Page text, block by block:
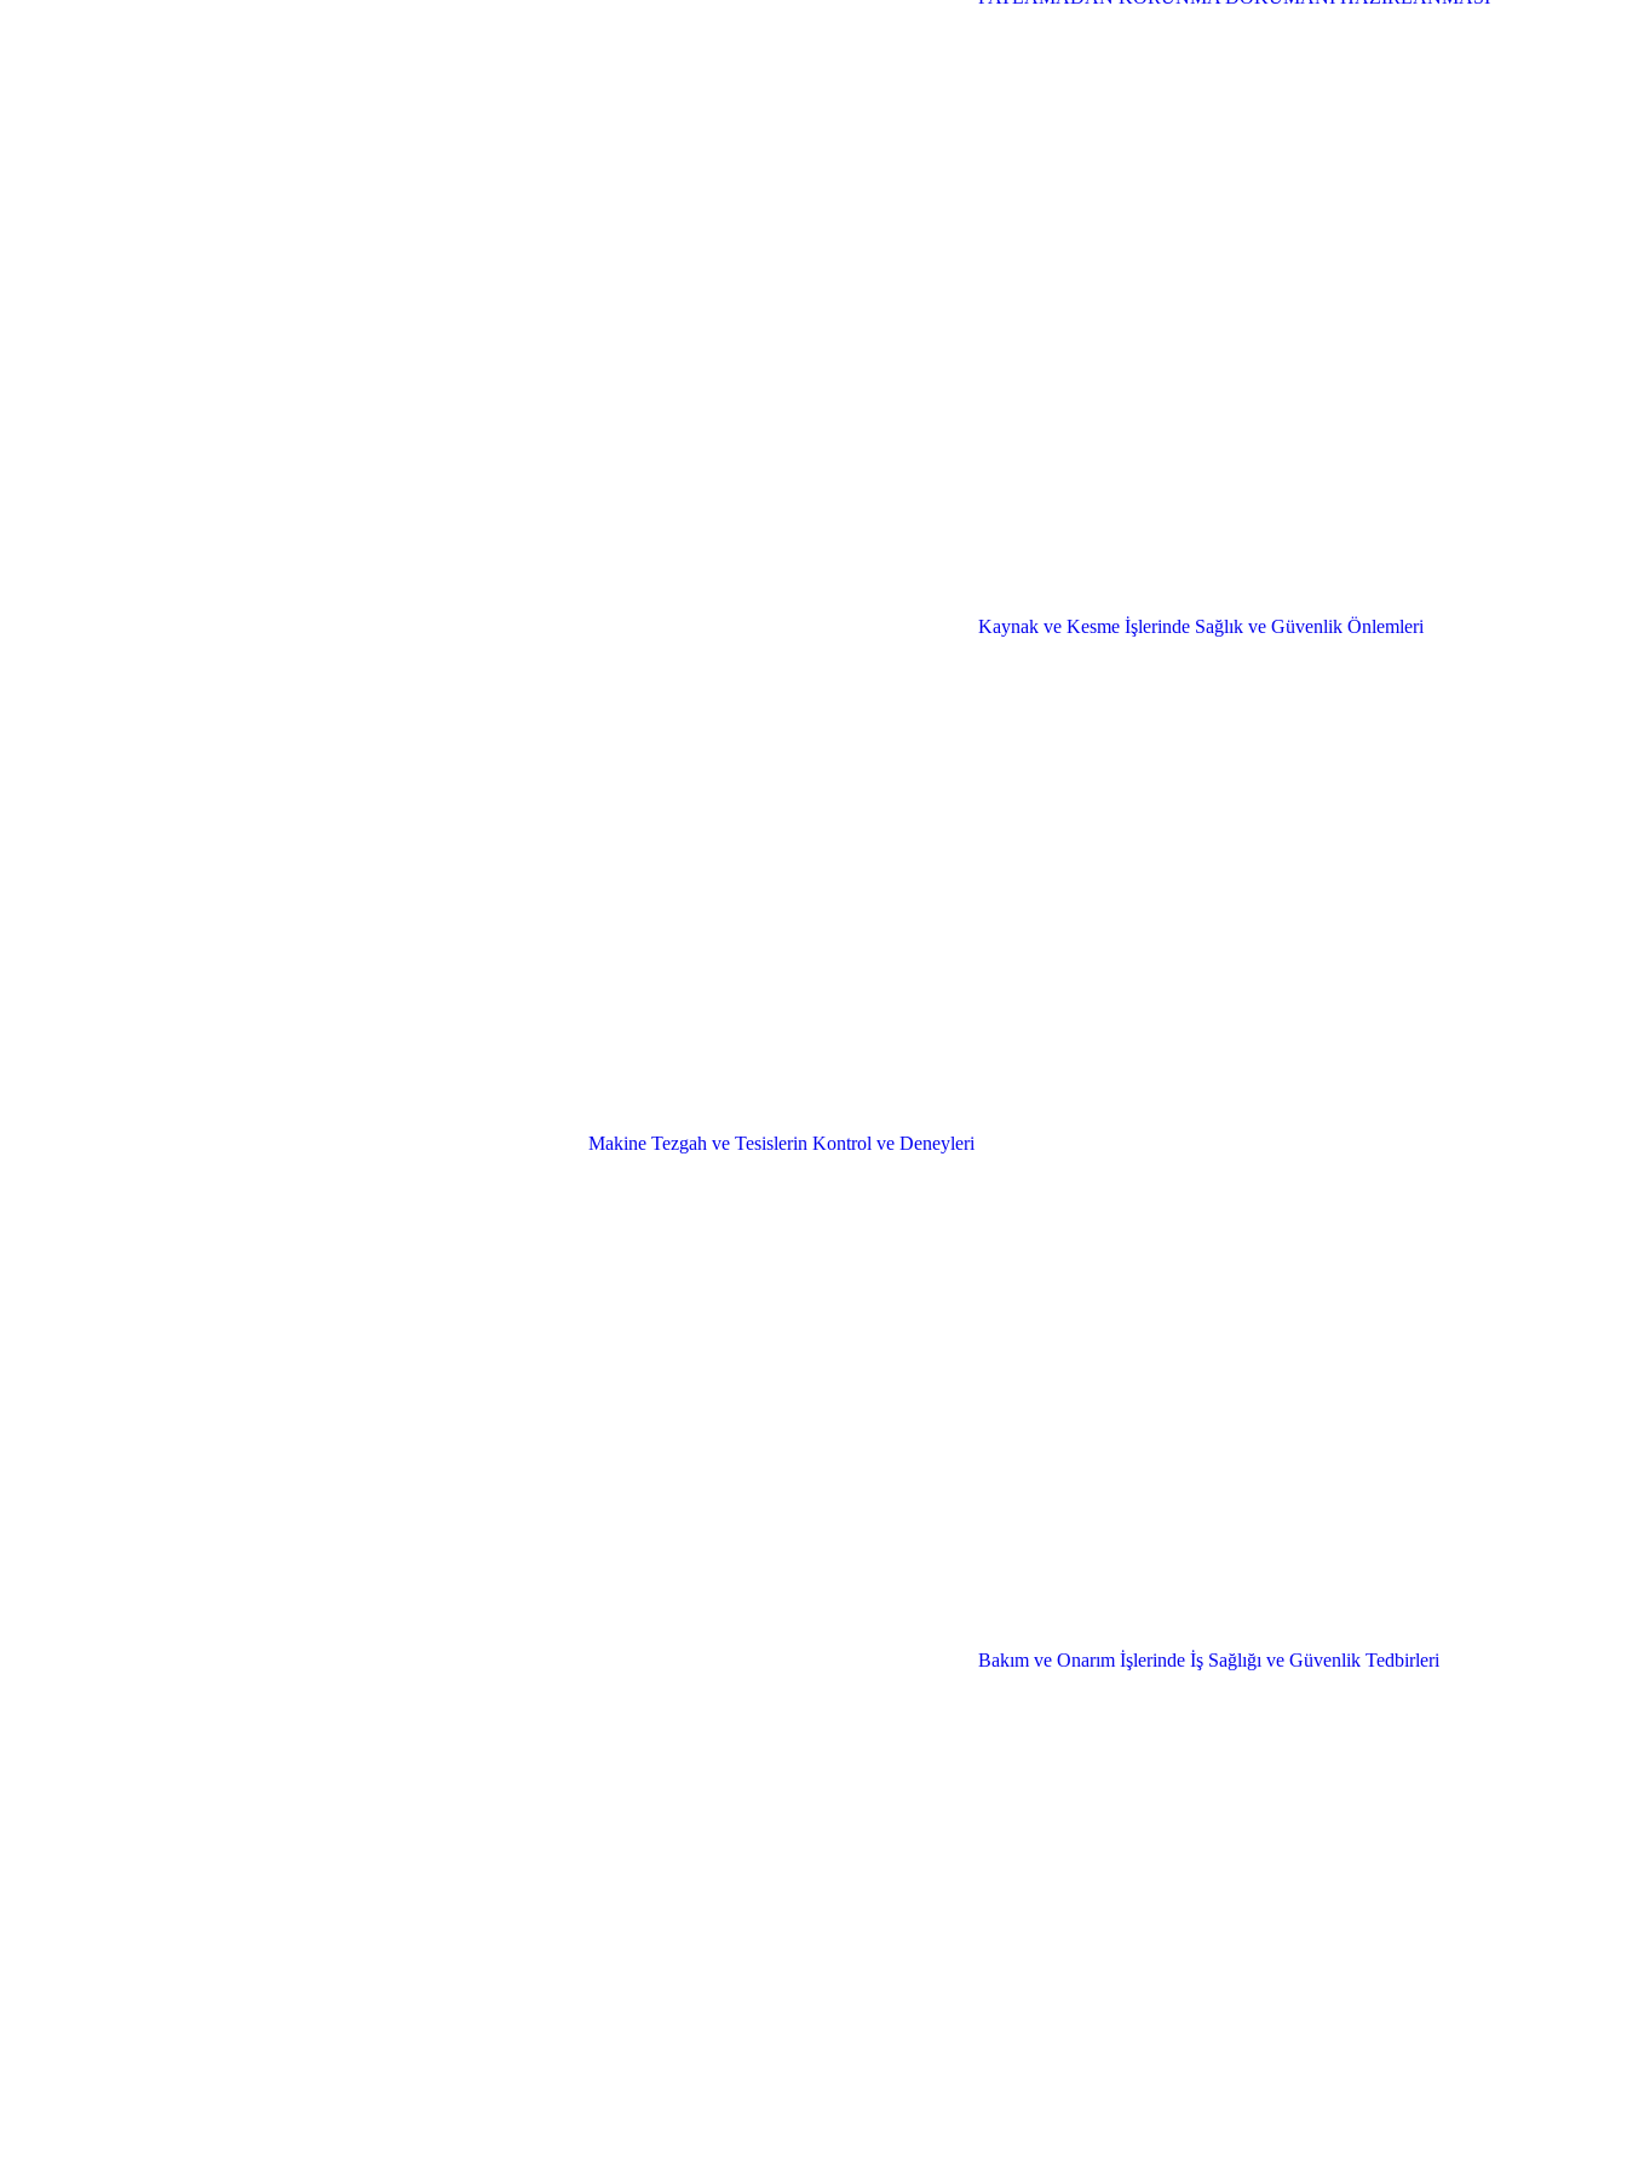
Kaynak ve Kesme İşlerinde Sağlık ve Güvenlik Önlemleri
Makine Tezgah ve Tesislerin Kontrol ve Deneyleri
Bakım ve Onarım İşlerinde İş Sağlığı ve Güvenlik Tedbirleri